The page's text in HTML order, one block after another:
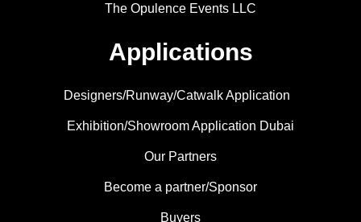
The Opulence Events LLC
Applications
Designers/Runway/Catwalk Application
Exhibition/Showroom Application Dubai
Our Partners
Become a partner/Sponsor
Buyers